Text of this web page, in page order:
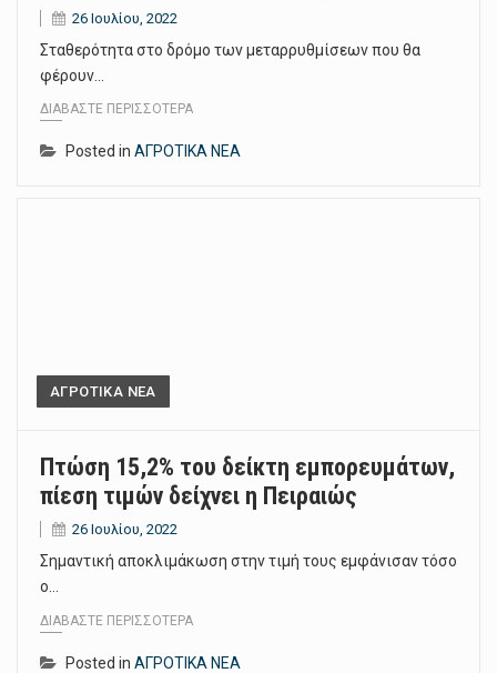
26 Ιουλίου, 2022
Σταθερότητα στο δρόμο των μεταρρυθμίσεων που θα
φέρουν…
ΔΙΑΒΆΣΤΕ ΠΕΡΙΣΣΌΤΕΡΑ
Posted in ΑΓΡΟΤΙΚΑ ΝΕΑ
ΑΓΡΟΤΙΚΑ ΝΕΑ
Πτώση 15,2% του δείκτη εμπορευμάτων,
πίεση τιμών δείχνει η Πειραιώς
26 Ιουλίου, 2022
Σημαντική αποκλιμάκωση στην τιμή τους εμφάνισαν τόσο
ο…
ΔΙΑΒΆΣΤΕ ΠΕΡΙΣΣΌΤΕΡΑ
Posted in ΑΓΡΟΤΙΚΑ ΝΕΑ